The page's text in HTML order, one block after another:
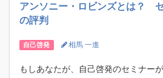
アンソニー・ロビンズとは？
の評判
自己啓発 相馬 一進
もしあなたが、自己啓発のセミナー